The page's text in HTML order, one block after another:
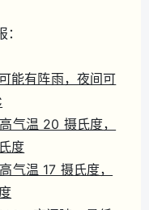
能有阵雨，夜间可
气温 20 摄氏度，
度
气温 17 摄氏度，